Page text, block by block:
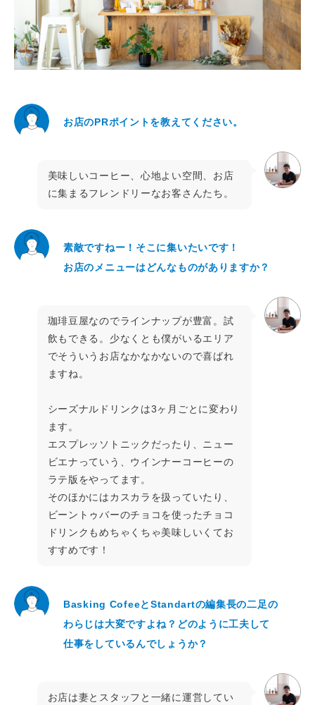
お店のPRポイントを教えてください。
美味しいコーヒー、心地よい空間、お店
に集まるフレンドリーなお客さんたち。
素敵ですねー！そこに集いたいです！
お店のメニューはどんなものがありますか？
珈琲豆屋なのでラインナップが豊富。試
飲もできる。少なくとも僕がいるエリア
でそういうお店なかなかないので喜ばれ
ますね。
シーズナルドリンクは3ヶ月ごとに変わり
ます。
エスプレッソトニックだったり、ニュー
ビエナっていう、ウインナーコーヒーの
ラテ版をやってます。
そのほかにはカスカラを扱っていたり、
ビーントゥバーのチョコを使ったチョコ
ドリンクもめちゃくちゃ美味しいくてお
すすめです！
Basking CofeeとStandartの編集長の二足の
わらじは大変ですよね？どのように工夫して
仕事をしているんでしょうか？
お店は妻とスタッフと一緒に運営してい